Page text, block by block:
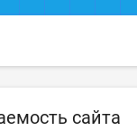
сайта